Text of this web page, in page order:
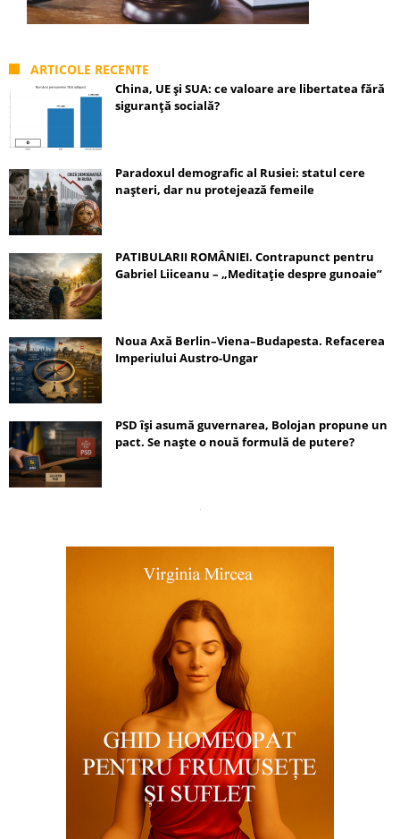
ARTICOLE RECENTE
China, UE și SUA: ce valoare are libertatea fără
siguranță socială?
Paradoxul demografic al Rusiei: statul cere
nașteri, dar nu protejează femeile
PATIBULARII ROMÂNIEI. Contrapunct pentru
Gabriel Liiceanu – „Meditație despre gunoaie”
Noua Axă Berlin–Viena–Budapesta. Refacerea
Imperiului Austro-Ungar
PSD își asumă guvernarea, Bolojan propune un
pact. Se naște o nouă formulă de putere?